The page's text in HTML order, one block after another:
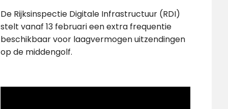
De Rijksinspectie Digitale Infrastructuur (RDI)
stelt vanaf 13 februari een extra frequentie
beschikbaar voor laagvermogen uitzendingen
op de middengolf.